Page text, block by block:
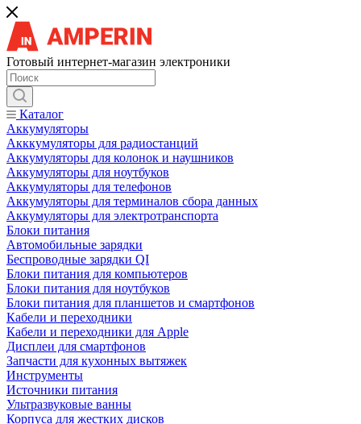
Готовый интернет-магазин электроники
Каталог
Аккумуляторы
Акккумуляторы для радиостанций
Аккумуляторы для колонок и наушников
Аккумуляторы для ноутбуков
Аккумуляторы для телефонов
Аккумуляторы для терминалов сбора данных
Аккумуляторы для электротранспорта
Блоки питания
Автомобильные зарядки
Беспроводные зарядки QI
Блоки питания для компьютеров
Блоки питания для ноутбуков
Блоки питания для планшетов и смартфонов
Кабели и переходники
Кабели и переходники для Apple
Дисплеи для смартфонов
Запчасти для кухонных вытяжек
Инструменты
Источники питания
Ультразвуковые ванны
Корпуса для жестких дисков